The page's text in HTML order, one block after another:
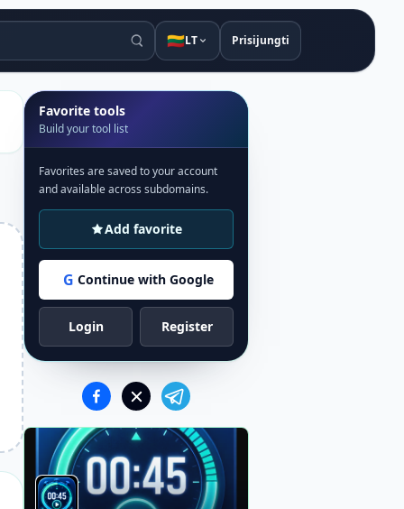
🇱🇹LT Prisijungti
Favorite tools
Build your tool list
Favorites are saved to your account
and available across subdomains.
Add favorite
G Continue with Google
Login Register